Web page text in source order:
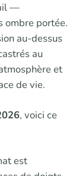
—
ombre portée.
au-dessus
au
et
de vie.
, voici ce
est